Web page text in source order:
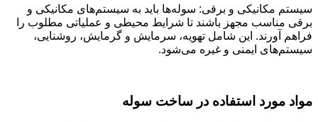
سیستم مکانیکی و برقی: سوله‌ها باید به سیستم‌های مکانیکی و
برقی مناسب مجهز باشند تا شرایط محیطی و عملیاتی مطلوب را
فراهم آورند. این شامل تهویه، سرمایش و گرمایش، روشنایی،
سیستم‌های ایمنی و غیره می‌شود.
مواد مورد استفاده در ساخت سوله